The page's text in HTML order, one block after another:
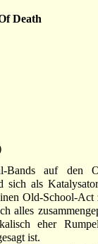
Death
Bands auf den
sich als
Old-School-Act
alles
eher
ist.